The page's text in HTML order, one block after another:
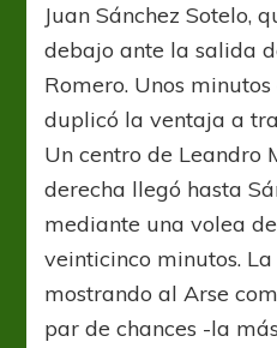
Juan Sánchez Sotelo,
debajo ante la salida
Romero. Unos
duplicó la ventaja a
Un centro de Leandro
derecha llegó hasta
mediante una volea
veinticinco minutos.
mostrando al Arse
par de chances -la